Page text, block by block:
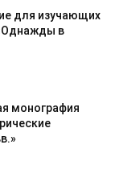
для изучающих
в
монография